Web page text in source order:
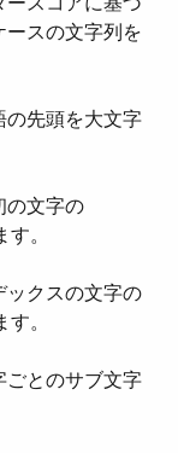
スの文字列を
の先頭を大文字
の文字の
。
ックスの文字の
。
ごとのサブ文字